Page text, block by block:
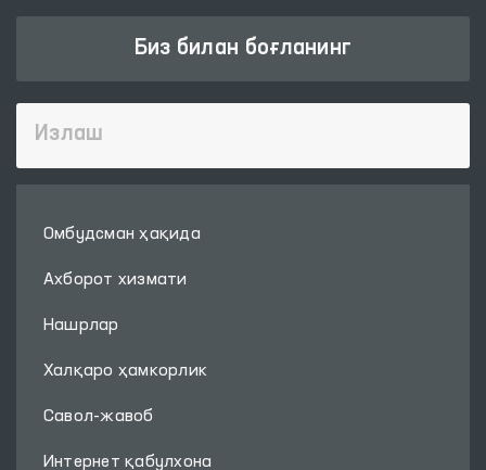
Биз билан боғланинг
Омбудсман ҳақида
Ахборот хизмати
Нашрлар
Халқаро ҳамкорлик
Савол-жавоб
Интернет қабулхона